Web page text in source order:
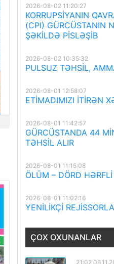
2026-08-02 11:20:27
KORRUPSİYANIN
(CPI) GÜRCÜSTANIN
ŞƏKİLDƏ PİSLƏŞİB
2026-08-02 10:35:32
PULSUZ TƏHSİL,
2026-08-01 12:58:07
ETİMADIMIZI İTİRƏN
2026-08-01 11:42:57
GÜRCÜSTANDA 44
TƏHSİL ALIR
2026-08-01 11:15:08
ÖLÜM – DÖRD
2026-08-01 11:02:16
YENİLİKÇİ
ÇOX OXUNANLAR
21:02